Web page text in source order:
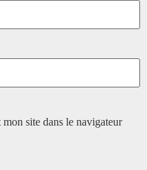
site dans le navigateur